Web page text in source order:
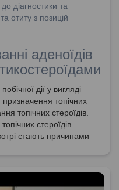
діагностики та
отиту з позицій
аденоїдів
дії у вигляді
топічних
топічних стероїдів.
стероїдів.
стають причинами